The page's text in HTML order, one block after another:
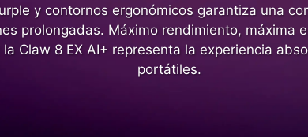
y contornos ergonómicos garantiza una
prolongadas. Máximo rendimiento, máxima
Claw 8 EX AI+ representa la experiencia
portátiles.